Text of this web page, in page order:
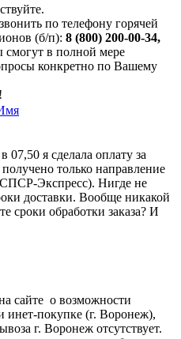
по телефону горячей
(б/п): 8 (800) 200-00-34,
смогут в полной мере
конкретно по Вашему
я сделала оплату за
только направление
СПСР-Экспресс). Нигде не
доставки. Вообще никакой
сроки обработки заказа? И
сайте о возможности
инет-покупке (г. Воронеж),
г. Воронеж отсутствует.